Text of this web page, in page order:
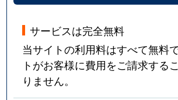
サービスは完全無料
当サイトの利用料はすべて無料
トがお客様に費用をご請求する
りません。